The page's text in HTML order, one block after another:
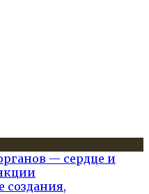
— сердце и
создания,